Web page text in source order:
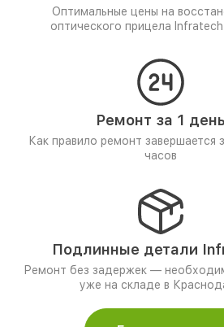
Оптимальные цены на
оптического прицела
Ремонт за 1 день
Как правило ремонт завершается
часов
Подлинные детали
Ремонт без задержек —
уже на складе в